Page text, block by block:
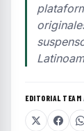
EDITORIAL TEAM·